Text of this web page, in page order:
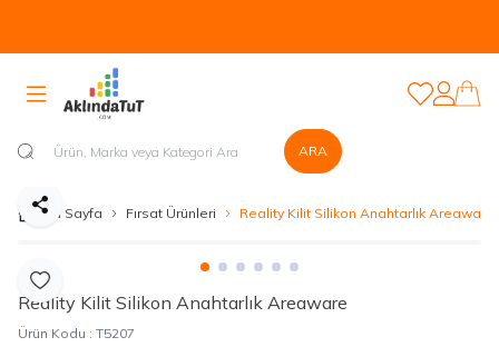
ARA
Hesabım
Favorilerim
Ana Sayfa Fırsat Ürünleri Reality Kilit Silikon Anahtarlık Areaware
Favoriye Ekle
Paylaş
Reality Kilit Silikon Anahtarlık Areaware
Ürün Kodu : T5207